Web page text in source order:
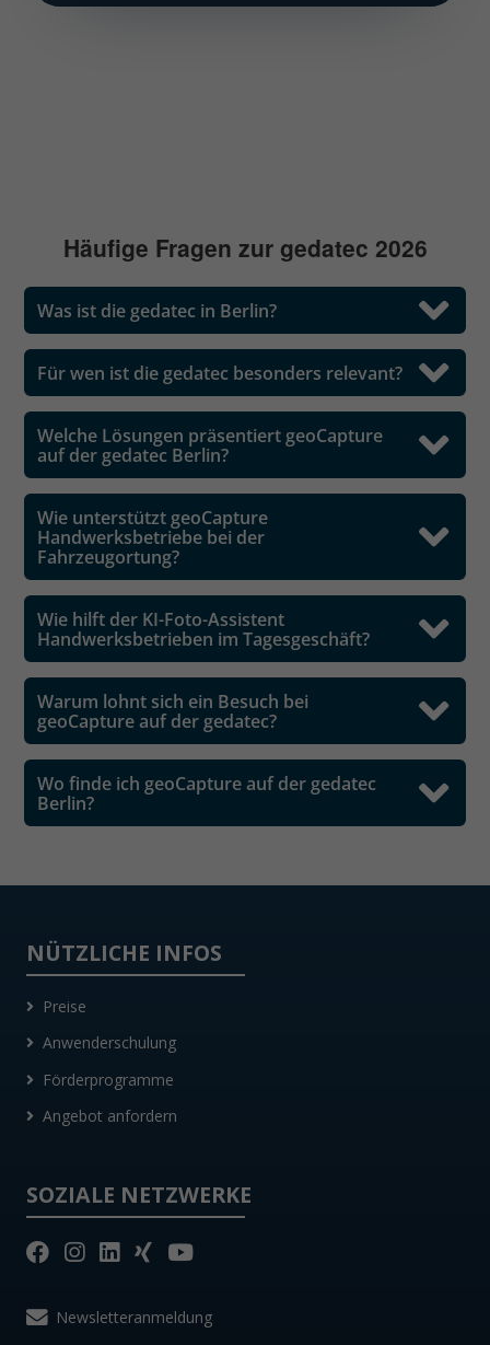
Häufige Fragen zur gedatec 2026
Was ist die gedatec in Berlin?
Für wen ist die gedatec besonders relevant?
Welche Lösungen präsentiert geoCapture
auf der gedatec Berlin?
Wie unterstützt geoCapture
Handwerksbetriebe bei der
Fahrzeugortung?
Wie hilft der KI-Foto-Assistent
Handwerksbetrieben im Tagesgeschäft?
Warum lohnt sich ein Besuch bei
geoCapture auf der gedatec?
Wo finde ich geoCapture auf der gedatec
Berlin?
NÜTZLICHE INFOS
Preise
Anwenderschulung
Förderprogramme
Angebot anfordern
SOZIALE NETZWERKE
Newsletteranmeldung